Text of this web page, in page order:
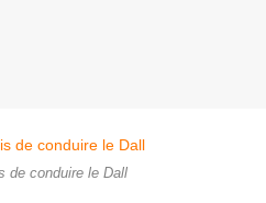
de conduire le Dall